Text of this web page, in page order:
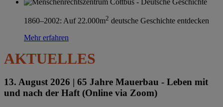
1860–2002: Auf 22.000m2 deutsche Geschichte entdecken
Mehr erfahren
AKTUELLES
13. August 2026 | 65 Jahre Mauerbau - Leben mit
und nach der Haft (Online via Zoom)